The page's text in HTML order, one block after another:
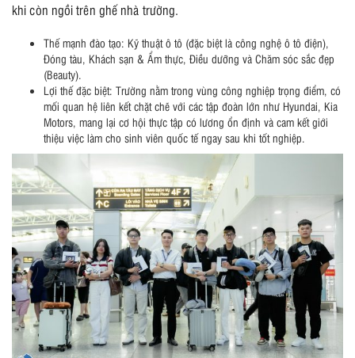
khi còn ngồi trên ghế nhà trường.
Thế mạnh đào tạo: Kỹ thuật ô tô (đặc biệt là công nghệ ô tô điện),
Đóng tàu, Khách sạn & Ẩm thực, Điều dưỡng và Chăm sóc sắc đẹp
(Beauty).
Lợi thế đặc biệt: Trường nằm trong vùng công nghiệp trọng điểm, có
mối quan hệ liên kết chặt chẽ với các tập đoàn lớn như Hyundai, Kia
Motors, mang lại cơ hội thực tập có lương ổn định và cam kết giới
thiệu việc làm cho sinh viên quốc tế ngay sau khi tốt nghiệp.